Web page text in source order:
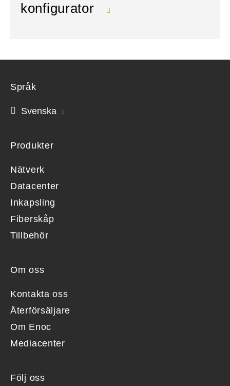
konfigurator
Språk
Svenska
Produkter
Nätverk
Datacenter
Inkapsling
Fiberskåp
Tillbehör
Om oss
Kontakta oss
Återförsäljare
Om Enoc
Mediacenter
Följ oss